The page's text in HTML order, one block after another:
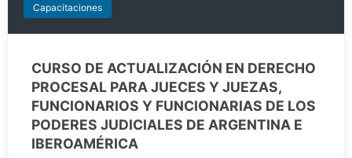
Capacitaciones
CURSO DE ACTUALIZACIÓN EN DERECHO
PROCESAL PARA JUECES Y JUEZAS,
FUNCIONARIOS Y FUNCIONARIAS DE LOS
PODERES JUDICIALES DE ARGENTINA E
IBEROAMÉRICA